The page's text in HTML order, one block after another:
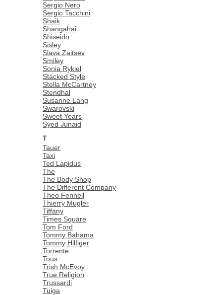
Sergio Nero
Sergio Tacchini
Shaik
Shangahai
Shiseido
Sisley
Slava Zaitsev
Smiley
Sonia Rykiel
Stacked Style
Stella McCartney
Stendhal
Susanne Lang
Swarovski
Sweet Years
Syed Junaid
T
Tauer
Taxi
Ted Lapidus
The
The Body Shop
The Different Company
Theo Fennell
Thierry Mugler
Tiffany
Times Square
Tom Ford
Tommy Bahama
Tommy Hilfiger
Torrente
Tous
Trish McEvoy
True Religion
Trussardi
Tuiga